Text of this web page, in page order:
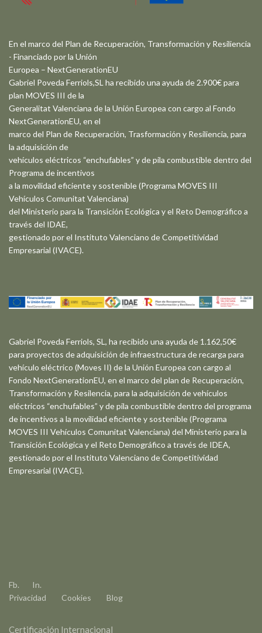
En el marco del Plan de Recuperación, Transformación y Resiliencia
- Financiado por la Unión
Europea – NextGenerationEU
Gabriel Poveda Ferriols,SL ha recibido una ayuda de 2.900€ para
plan MOVES III de la
Generalitat Valenciana de la Unión Europea con cargo al Fondo
NextGenerationEU, en el
marco del Plan de Recuperación, Trasformación y Resiliencia, para
la adquisición de
vehículos eléctricos “enchufables” y de pila combustible dentro del
Programa de incentivos
a la movilidad eficiente y sostenible (Programa MOVES III
Vehículos Comunitat Valenciana)
del Ministerio para la Transición Ecológica y el Reto Demográfico a
través del IDAE,
gestionado por el Instituto Valenciano de Competitividad
Empresarial (IVACE).
Gabriel Poveda Ferriols, SL, ha recibido una ayuda de 1.162,50€
para proyectos de adquisición de infraestructura de recarga para
vehículo eléctrico (Moves II) de la Unión Europea con cargo al
Fondo NextGenerationEU, en el marco del plan de Recuperación,
Transformación y Resilencia, para la adquisición de vehículos
eléctricos “enchufables” y de pila combustible dentro del programa
de incentivos a la movilidad eficiente y sostenible (Programa
MOVES III Vehículos Comunitat Valenciana) del Ministerio para la
Transición Ecológica y el Reto Demográfico a través de IDEA,
gestionado por el Instituto Valenciano de Competitividad
Empresarial (IVACE).
Fb.
In.
Privacidad
Cookies Blog
Certificación Internacional